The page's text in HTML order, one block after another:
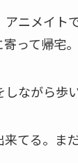
ニメイト
って帰宅。
ながら歩
てる。ま